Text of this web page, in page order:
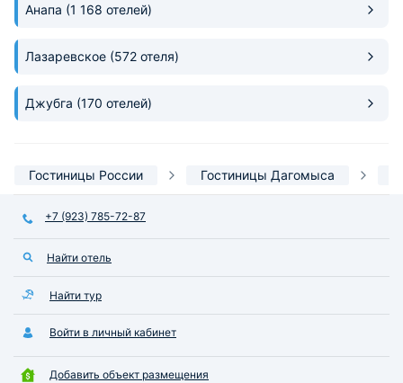
Анапа (1 168 отелей)
Лазаревское (572 отеля)
Джубга (170 отелей)
Гостиницы России Гостиницы Дагомыса
+7 (923) 785-72-87
Найти отель
Найти тур
Войти в личный кабинет
Добавить объект размещения